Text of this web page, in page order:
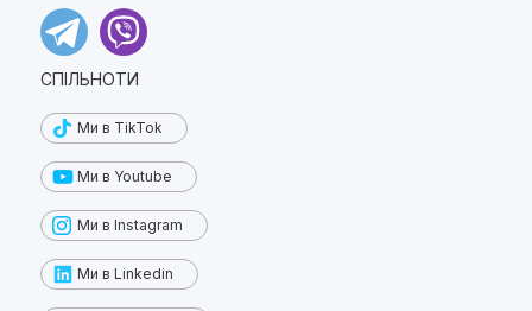
СПІЛЬНОТИ
Ми в TikTok
Ми в Youtube
Ми в Instagram
Ми в Linkedin